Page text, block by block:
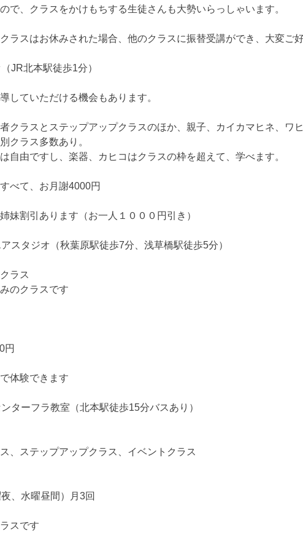
で、クラスをかけもちする生徒さんも大勢いらっしゃいます。
ラスはお休みされた場合、他のクラスに振替受講ができ、大変ご
JR北本駅徒歩1分）
していただける機会もあります。
クラスとステップアップクラスのほか、親子、カイカマヒネ、ワ
クラス多数あり。
自由ですし、楽器、カヒコはクラスの枠を超えて、学べます。
べて、お月謝4000円
妹割引あります（お一人１０００円引き）
スタジオ（秋葉原駅徒歩7分、浅草橋駅徒歩5分）
ラス
のクラスです
円
体験できます
ターフラ教室（北本駅徒歩15分バスあり）
、ステップアップクラス、イベントクラス
、水曜昼間）月3回
スです